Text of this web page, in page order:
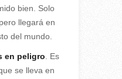
bien. Solo
llegará en
del mundo.
en peligro . Es
se lleva en